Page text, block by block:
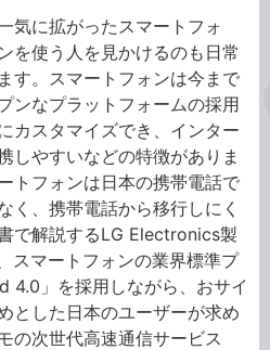
気に拡がったスマートフォ
を使う人を見かけるのも日常
す。スマートフォンは今まで
ンなプラットフォームの採用
カスタマイズでき、インター
しやすいなどの特徴がありま
トフォンは日本の携帯電話で
く、携帯電話から移行しにく
で解説するLG Electronics製
スマートフォンの業界標準プ
4.0」を採用しながら、おサイ
とした日本のユーザーが求め
の次世代高速通信サービス